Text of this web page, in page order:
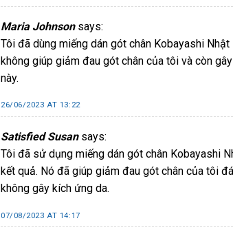
Maria Johnson says:
Tôi đã dùng miếng dán gót chân Kobayashi
không giúp giảm đau gót chân của tôi và còn
này.
26/06/2023 AT 13:22
Satisfied Susan says:
Tôi đã sử dụng miếng dán gót chân Kobayashi
kết quả. Nó đã giúp giảm đau gót chân của tôi
không gây kích ứng da.
07/08/2023 AT 14:17